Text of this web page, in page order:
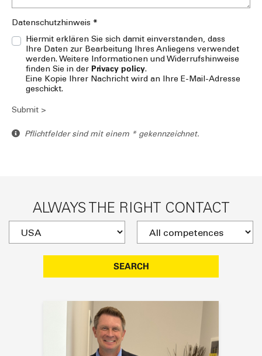
Datenschutzhinweis *
Hiermit erklären Sie sich damit einverstanden, dass
Ihre Daten zur Bearbeitung Ihres Anliegens verwendet
werden. Weitere Informationen und Widerrufshinweise
finden Sie in der Privacy policy.
Eine Kopie Ihrer Nachricht wird an Ihre E-Mail-Adresse
geschickt.
Submit >
Pflichtfelder sind mit einem * gekennzeichnet.
ALWAYS THE RIGHT CONTACT
SEARCH